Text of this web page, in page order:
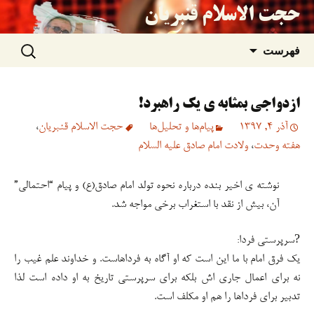
حجت الاسلام قنبریان
فهرست
نوشته‌ها
جستجو
برای:
ازدواجی بمثابه ی یک راهبرد!
آذر 4, 1397 پیام‌ها و تحلیل‌ها حجت الاسلام قنبریان،
هفته وحدت، ولادت امام صادق علیه السلام
نوشته ی اخیر بنده درباره نحوه تولد امام صادق(ع) و پیام “احتمالی”
آن، بیش از نقد با استغراب برخی مواجه شد.
?سرپرستی فردا:
یک فرق امام با ما این است که او آگاه به فرداهاست. و خداوند علم غیب را
نه برای اعمال جاری اش بلکه برای سرپرستی تاریخ به او داده است لذا
تدبیر برای فرداها را هم او مکلف است.